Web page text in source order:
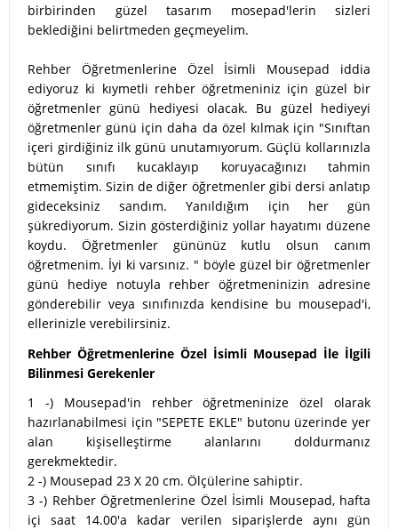
birbirinden güzel tasarım mosepad'lerin sizleri
beklediğini belirtmeden geçmeyelim.
Rehber Öğretmenlerine Özel İsimli Mousepad iddia
ediyoruz ki kıymetli rehber öğretmeniniz için güzel bir
öğretmenler günü hediyesi olacak. Bu güzel hediyeyi
öğretmenler günü için daha da özel kılmak için "Sınıftan
içeri girdiğiniz ilk günü unutamıyorum. Güçlü kollarınızla
bütün sınıfı kucaklayıp koruyacağınızı tahmin
etmemiştim. Sizin de diğer öğretmenler gibi dersi anlatıp
gideceksiniz sandım. Yanıldığım için her gün
şükrediyorum. Sizin gösterdiğiniz yollar hayatımı düzene
koydu. Öğretmenler gününüz kutlu olsun canım
öğretmenim. İyi ki varsınız. " böyle güzel bir öğretmenler
günü hediye notuyla rehber öğretmeninizin adresine
gönderebilir veya sınıfınızda kendisine bu mousepad'i,
ellerinizle verebilirsiniz.
Rehber Öğretmenlerine Özel İsimli Mousepad İle İlgili
Bilinmesi Gerekenler
1 -) Mousepad'in rehber öğretmeninize özel olarak
hazırlanabilmesi için "SEPETE EKLE" butonu üzerinde yer
alan kişiselleştirme alanlarını doldurmanız
gerekmektedir.
2 -) Mousepad 23 X 20 cm. Ölçülerine sahiptir.
3 -) Rehber Öğretmenlerine Özel İsimli Mousepad, hafta
içi saat 14.00'a kadar verilen siparişlerde aynı gün